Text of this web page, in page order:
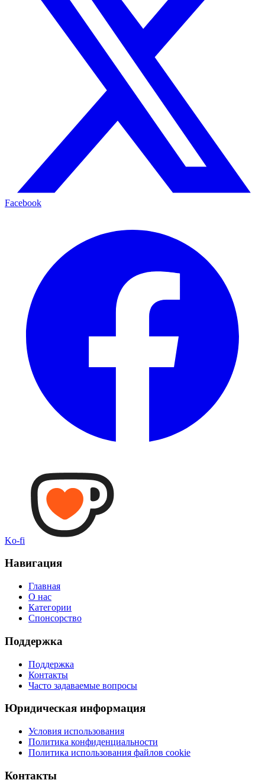
Facebook
Ko-fi
Навигация
Главная
О нас
Категории
Спонсорство
Поддержка
Поддержка
Контакты
Часто задаваемые вопросы
Юридическая информация
Условия использования
Политика конфиденциальности
Политика использования файлов cookie
Контакты